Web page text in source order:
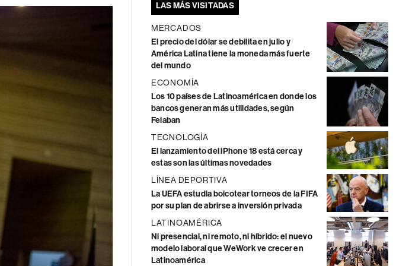
LAS MÁS VISITADAS
MERCADOS
El precio del dólar se debilita en julio y
América Latina tiene la moneda más fuerte
del mundo
ECONOMÍA
Los 10 países de Latinoamérica en donde los
bancos generan más utilidades, según
Felaban
TECNOLOGÍA
El lanzamiento del iPhone 18 está cerca y
estas son las últimas novedades
LÍNEA DEPORTIVA
La UEFA estudia boicotear torneos de la FIFA
por su plan de abrirse a inversión privada
LATINOAMÉRICA
Ni presencial, ni remoto, ni híbrido: el nuevo
modelo laboral que WeWork ve crecer en
Latinoamérica